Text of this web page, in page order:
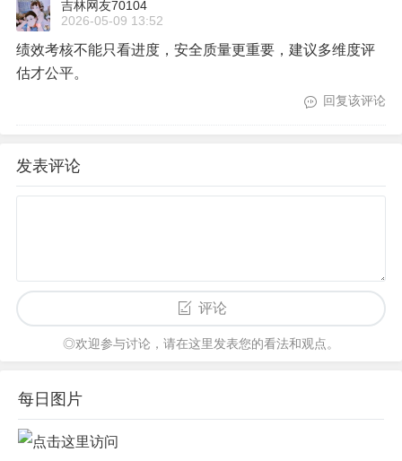
浙江网友30554
2026-05-05 17:05
绩效考核不能只看工日，安全、质量和现场协调能力更重
要。
回复该评论
2026-05-09 13:52
绩效考核不能只看进度，安全质量更重要，建议多维度评
发表评论